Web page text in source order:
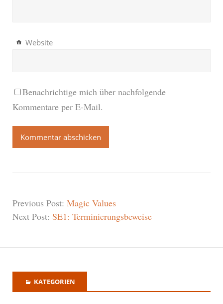
Website
Benachrichtige mich über nachfolgende
Kommentare per E-Mail.
Previous Post: Magic Values
Next Post: SE1: Terminierungsbeweise
KATEGORIEN